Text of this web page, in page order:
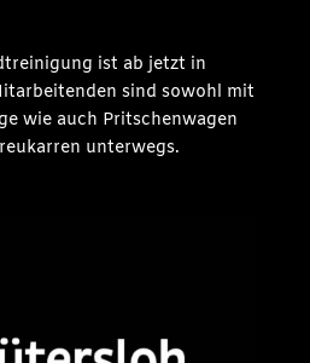
ist ab jetzt in
sind sowohl mit
wie auch Pritschenwagen
unterwegs.